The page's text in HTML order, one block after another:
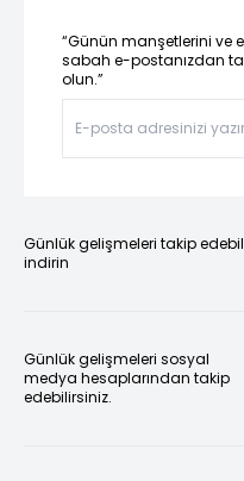
“Günün manşetlerini ve
sabah e-postanızdan
olun.”
Günlük gelişmeleri takip
indirin
Günlük gelişmeleri sosyal
medya hesaplarından takip
edebilirsiniz.